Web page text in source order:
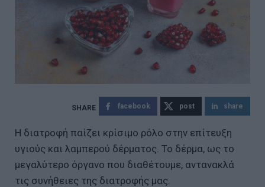
facebook post share
Η διατροφή παίζει κρίσιμο ρόλο στην επίτευξη
υγιούς και λαμπερού δέρματος. Το δέρμα, ως το
μεγαλύτερο όργανο που διαθέτουμε, αντανακλά
τις συνήθειες της διατροφής μας.